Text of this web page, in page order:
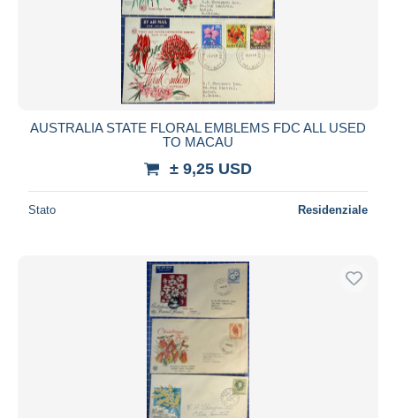
AUSTRALIA STATE FLORAL EMBLEMS FDC ALL USED
TO MACAU
± 9,25 USD
Stato Residenziale